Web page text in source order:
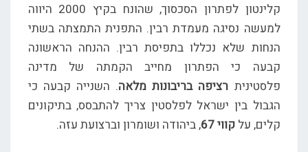
קלינטון לפתרון הסכסוך, שהונח בקיץ 2000 היווה
למעשה נסיגה מעמדת רבין. התפנית התמצתה בשתי
הנחות שלא נכללו בתפיסת רבין. ההנחה הראשונה
קבעה כי הפתרון מחייב הקמתה של מדינה
פלסטינית רציפה בריבונות מלאה. השנייה קבעה כי
הגבול בין ישראל לפלסטין צריך להתבסס, בתיקונים
קלים, על קווי 67 , ביהודה ושומרון וברצועת עזה.